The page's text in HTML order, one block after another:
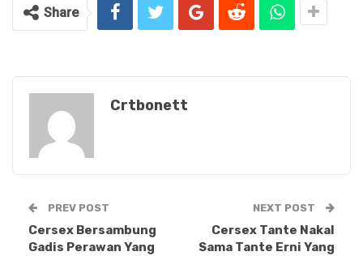
Share
Crtbonett
PREV POST
Cersex Bersambung
Gadis Perawan Yang
NEXT POST
Cersex Tante Nakal
Sama Tante Erni Yang